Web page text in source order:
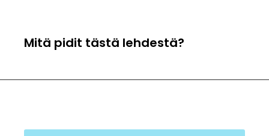
Mitä pidit tästä lehdestä?